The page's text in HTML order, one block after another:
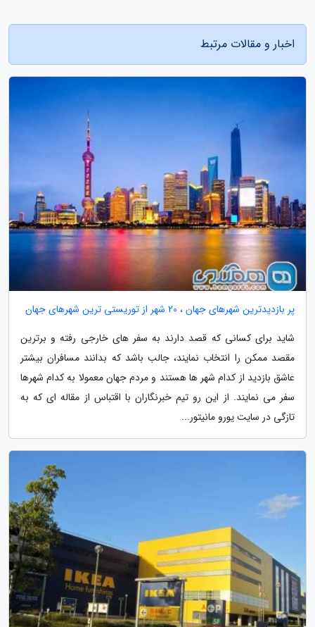
اخبار و مقالات مرتبط
پر بازدیدترین شهرهای جهان ، 20 شهر از توریستی ترین شهرهای جهان
شاید برای کسانی که قصد دارند به سفر های خارجی رفته و برترین
مقصد ممکن را انتخاب نمایند، جالب باشد که بدانند مسافران بیشتر
عاشق بازدید از کدام شهر ها هستند و مردم جهان معمولا به کدام شهرها
سفر می نمایند. از این رو تیم خبرنگاران با اقتباس از مقاله ای که به
تازگی در سایت یورو مانیتور...